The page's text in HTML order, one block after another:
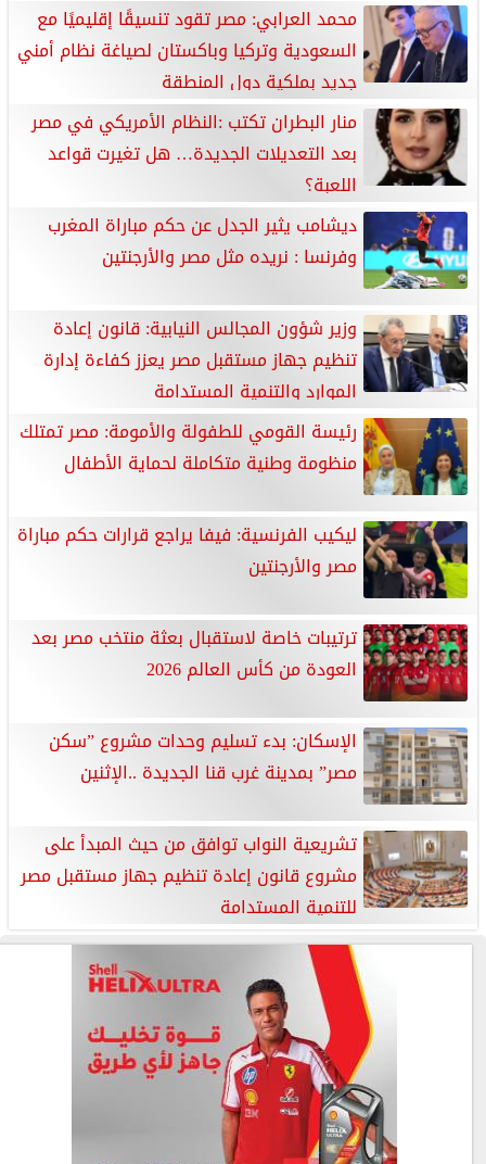
محمد العرابي: مصر تقود تنسيقًا إقليميًا مع
السعودية وتركيا وباكستان لصياغة نظام أمني
جديد بملكية دول المنطقة
منار البطران تكتب :النظام الأمريكي في مصر
بعد التعديلات الجديدة… هل تغيرت قواعد
اللعبة؟
ديشامب يثير الجدل عن حكم مباراة المغرب
وفرنسا : نريده مثل مصر والأرجنتين
وزير شؤون المجالس النيابية: قانون إعادة
تنظيم جهاز مستقبل مصر يعزز كفاءة إدارة
الموارد والتنمية المستدامة
رئيسة القومي للطفولة والأمومة: مصر تمتلك
منظومة وطنية متكاملة لحماية الأطفال
ليكيب الفرنسية: فيفا يراجع قرارات حكم مباراة
مصر والأرجنتين
ترتيبات خاصة لاستقبال بعثة منتخب مصر بعد
العودة من كأس العالم 2026
الإسكان: بدء تسليم وحدات مشروع ”سكن
مصر” بمدينة غرب قنا الجديدة ..الإثنين
تشريعية النواب توافق من حيث المبدأ على
مشروع قانون إعادة تنظيم جهاز مستقبل مصر
للتنمية المستدامة